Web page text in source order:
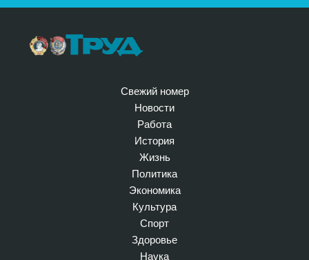
Свежий номер
Новости
Работа
История
Жизнь
Политика
Экономика
Культура
Спорт
Здоровье
Наука